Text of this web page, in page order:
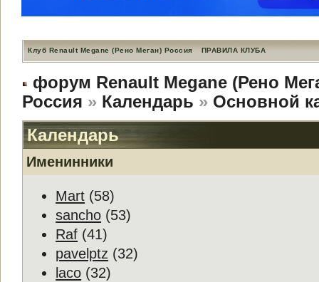
Клуб Renault Megane (Рено Меган) Россия ПРАВИЛА КЛУБА
форум Renault Megane (Рено
Россия » Календарь » Основной
Календарь
Именинники
Mart (58)
sancho (53)
Raf (41)
pavelptz (32)
laco (32)